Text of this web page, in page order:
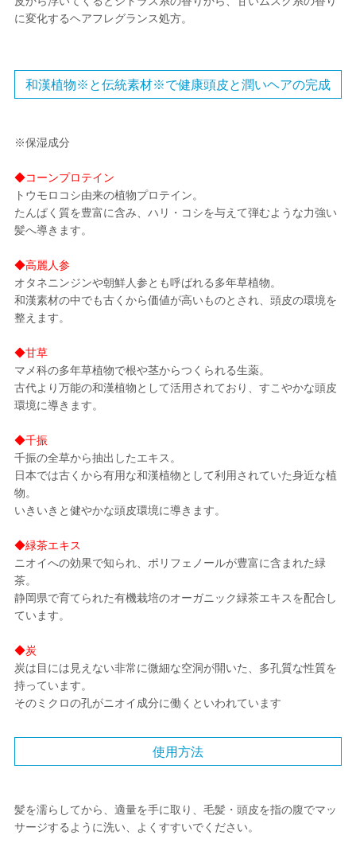
に変化するヘアフレグランス処方。
和漢植物※と伝統素材※で健康頭皮と潤いヘアの完成
※保湿成分
◆コーンプロテイン
トウモロコシ由来の植物プロテイン。
たんぱく質を豊富に含み、ハリ・コシを与えて弾むような力強い
髪へ導きます。
◆高麗人参
オタネニンジンや朝鮮人参とも呼ばれる多年草植物。
和漢素材の中でも古くから価値が高いものとされ、頭皮の環境を
整えます。
◆甘草
マメ科の多年草植物で根や茎からつくられる生薬。
古代より万能の和漢植物として活用されており、すこやかな頭皮
環境に導きます。
◆千振
千振の全草から抽出したエキス。
日本では古くから有用な和漢植物として利用されていた身近な植
物。
いきいきと健やかな頭皮環境に導きます。
◆緑茶エキス
ニオイへの効果で知られ、ポリフェノールが豊富に含まれた緑
茶。
静岡県で育てられた有機栽培のオーガニック緑茶エキスを配合し
ています。
◆炭
炭は目には見えない非常に微細な空洞が開いた、多孔質な性質を
持っています。
そのミクロの孔がニオイ成分に働くといわれています
使用方法
髪を濡らしてから、適量を手に取り、毛髪・頭皮を指の腹でマッ
サージするように洗い、よくすすいでください。